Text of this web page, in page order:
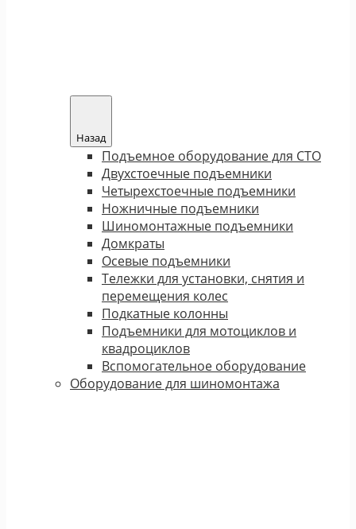
Назад
Подъемное оборудование для СТО
Двухстоечные подъемники
Четырехстоечные подъемники
Ножничные подъемники
Шиномонтажные подъемники
Домкраты
Осевые подъемники
Тележки для установки, снятия и
перемещения колес
Подкатные колонны
Подъемники для мотоциклов и
квадроциклов
Вспомогательное оборудование
Оборудование для шиномонтажа